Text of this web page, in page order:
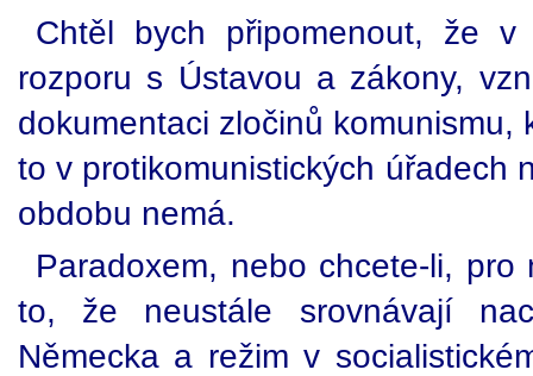
Chtěl bych připomenout, že
rozporu s Ústavou a zákony,
dokumentaci zločinů
to v protikomunistických úřadech
obdobu nemá.
Paradoxem, nebo chcete-li,
to, že neustále srovnávají
Německa a režim v